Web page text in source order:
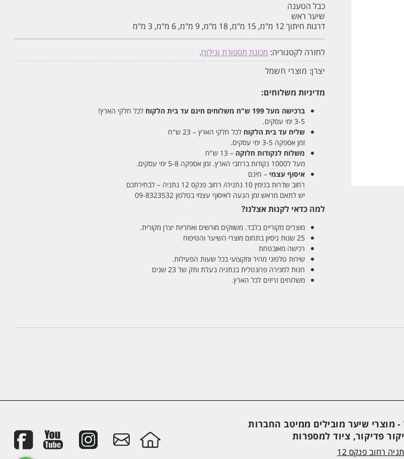
כבל הטענה
שיער ראש
דרגות חיתוך 12 מ"מ, 15 מ"מ, 18 מ"מ, 9 מ"מ, 6 מ"מ, 3 מ"מ
לחזרה לקטגוריה: מכונת תספורת וגילוח.
יצרן: מוצרי חשמל
מדיניות משלוחים:
ברכישה מעל 199 ש"ח משלוחים חינם עד בית הלקוח לכל חלקי הארץ!
3-5 ימי עסקים.
שליח עד בית הלקוח לכל חלקי הארץ – 23 ש"ח
זמן אספקה 3-5 ימי עסקים.
משלוח לנקודות חלוקה – 13 ש"ח
מעל ל1000 נקודות ברחבי הארץ. זמן אספקה 5-8 ימי עסקים.
איסוף עצמי – חינם
רחוב שדרות בנימין 10 נתניה/ רחוב פנקס 12 נתניה – לבחירתכם
יש לתאם מראש זמן הגעה לאיסוף עצמי בטלפון 09-8323532
למה כדאי לקנות אצלנו?
מוצרים מקוריים בלבד. משווקים מורשים ואחריות יצרן מקורית.
25 שנות ניסיון בתחום מוצרי השיער והטיפוח
רכישה מאובטחת
שירות טלפוני מהיר ומקצועי בכל שעות הפעילות.
חנות למכירה פרונטלית בנתניה בעלת ותק של 23 שנים
משלוחים זריזים לכל הארץ.
מוצרי שיער מובילים ממיטב החברות
פדיקור, ציוד למספרות
רחוב פנקס 12